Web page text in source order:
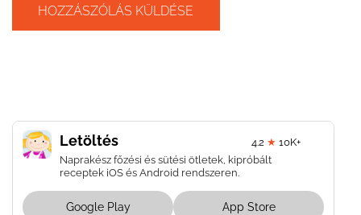
Letöltés 4.2 ★ 10K+
Naprakész főzési és sütési ötletek, kipróbált
receptek iOS és Android rendszeren.
Google Play App Store